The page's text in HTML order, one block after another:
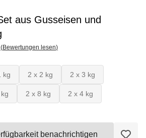
aus Gusseisen und
(Bewertungen lesen)
kg 2 x 2 kg 2 x 3 kg
2 x 8 kg 2 x 4 kg
benachrichtigen